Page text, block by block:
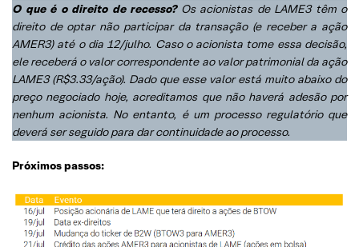
O que é o direito de recesso? Os acionistas de LAME3 têm o
direito de optar não participar da transação (e receber a ação
AMER3) até o dia 12/julho. Caso o acionista tome essa decisão,
ele receberá o valor correspondente ao valor patrimonial da ação
LAME3 (R$3.33/ação). Dado que esse valor está muito abaixo do
preço negociado hoje, acreditamos que não haverá adesão por
nenhum acionista. No entanto, é um processo regulatório que
deverá ser seguido para dar continuidade ao processo.
Próximos passos: